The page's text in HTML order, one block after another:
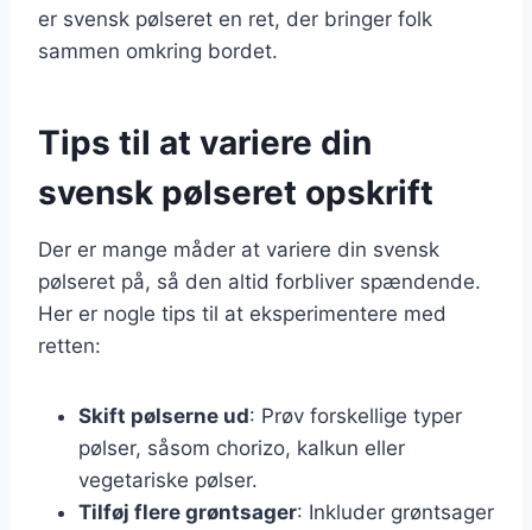
er svensk pølseret en ret, der bringer folk
sammen omkring bordet.
Tips til at variere din
svensk pølseret opskrift
Der er mange måder at variere din svensk
pølseret på, så den altid forbliver spændende.
Her er nogle tips til at eksperimentere med
retten:
Skift pølserne ud: Prøv forskellige typer
pølser, såsom chorizo, kalkun eller
vegetariske pølser.
Tilføj flere grøntsager: Inkluder grøntsager